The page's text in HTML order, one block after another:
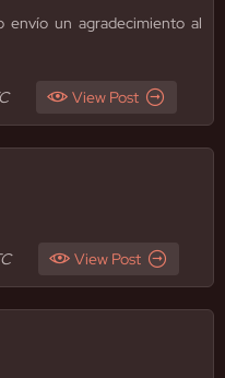
un agradecimiento al
View Post
View Post